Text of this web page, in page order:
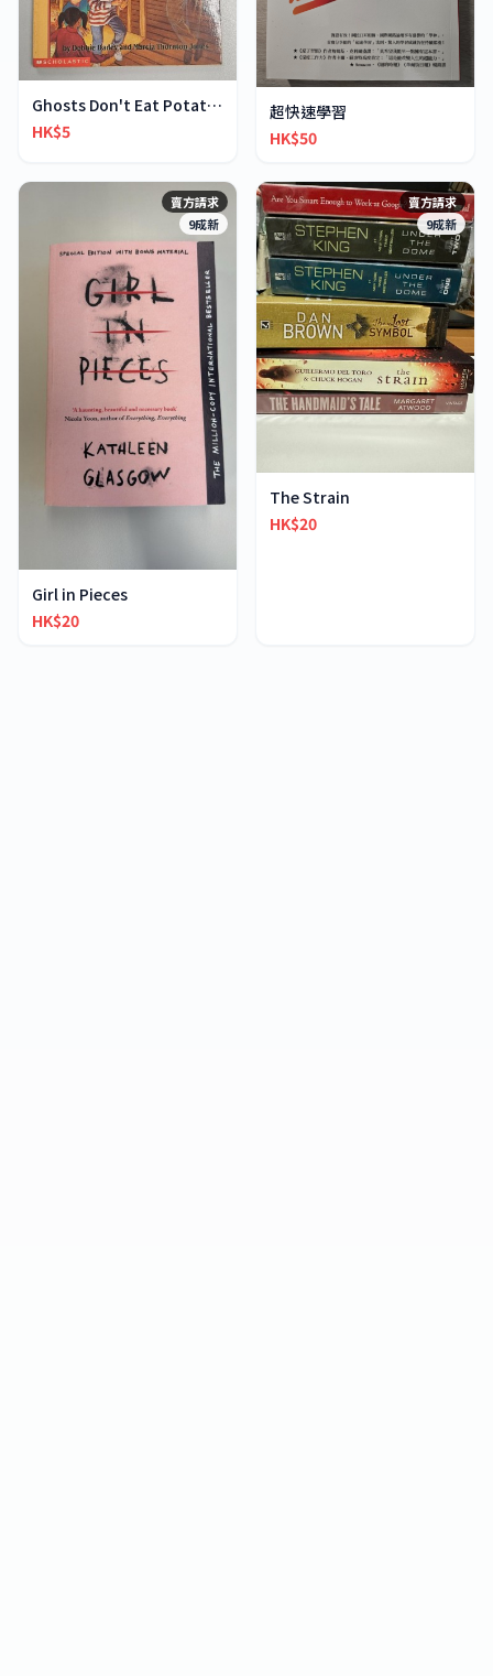
Ghosts Don't Eat Potato Chips
HK$5
超快速學習
HK$50
賣方請求
9成新
Girl in Pieces
HK$20
賣方請求
9成新
The Strain
HK$20